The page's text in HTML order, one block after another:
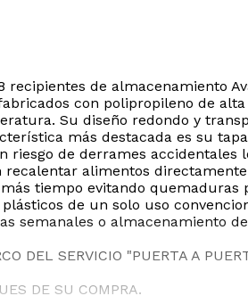
de almacenamiento
con polipropileno de
Su diseño redondo y
más destacada es su
de derrames
alimentos
tiempo evitando
de un solo uso
semanales o almacenamiento
DEL SERVICIO "PUERTA A
DE SU COMPRA.